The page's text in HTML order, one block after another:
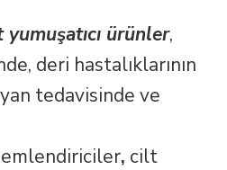
ürünler,
deri hastalıklarının
tedavisinde ve
, cilt